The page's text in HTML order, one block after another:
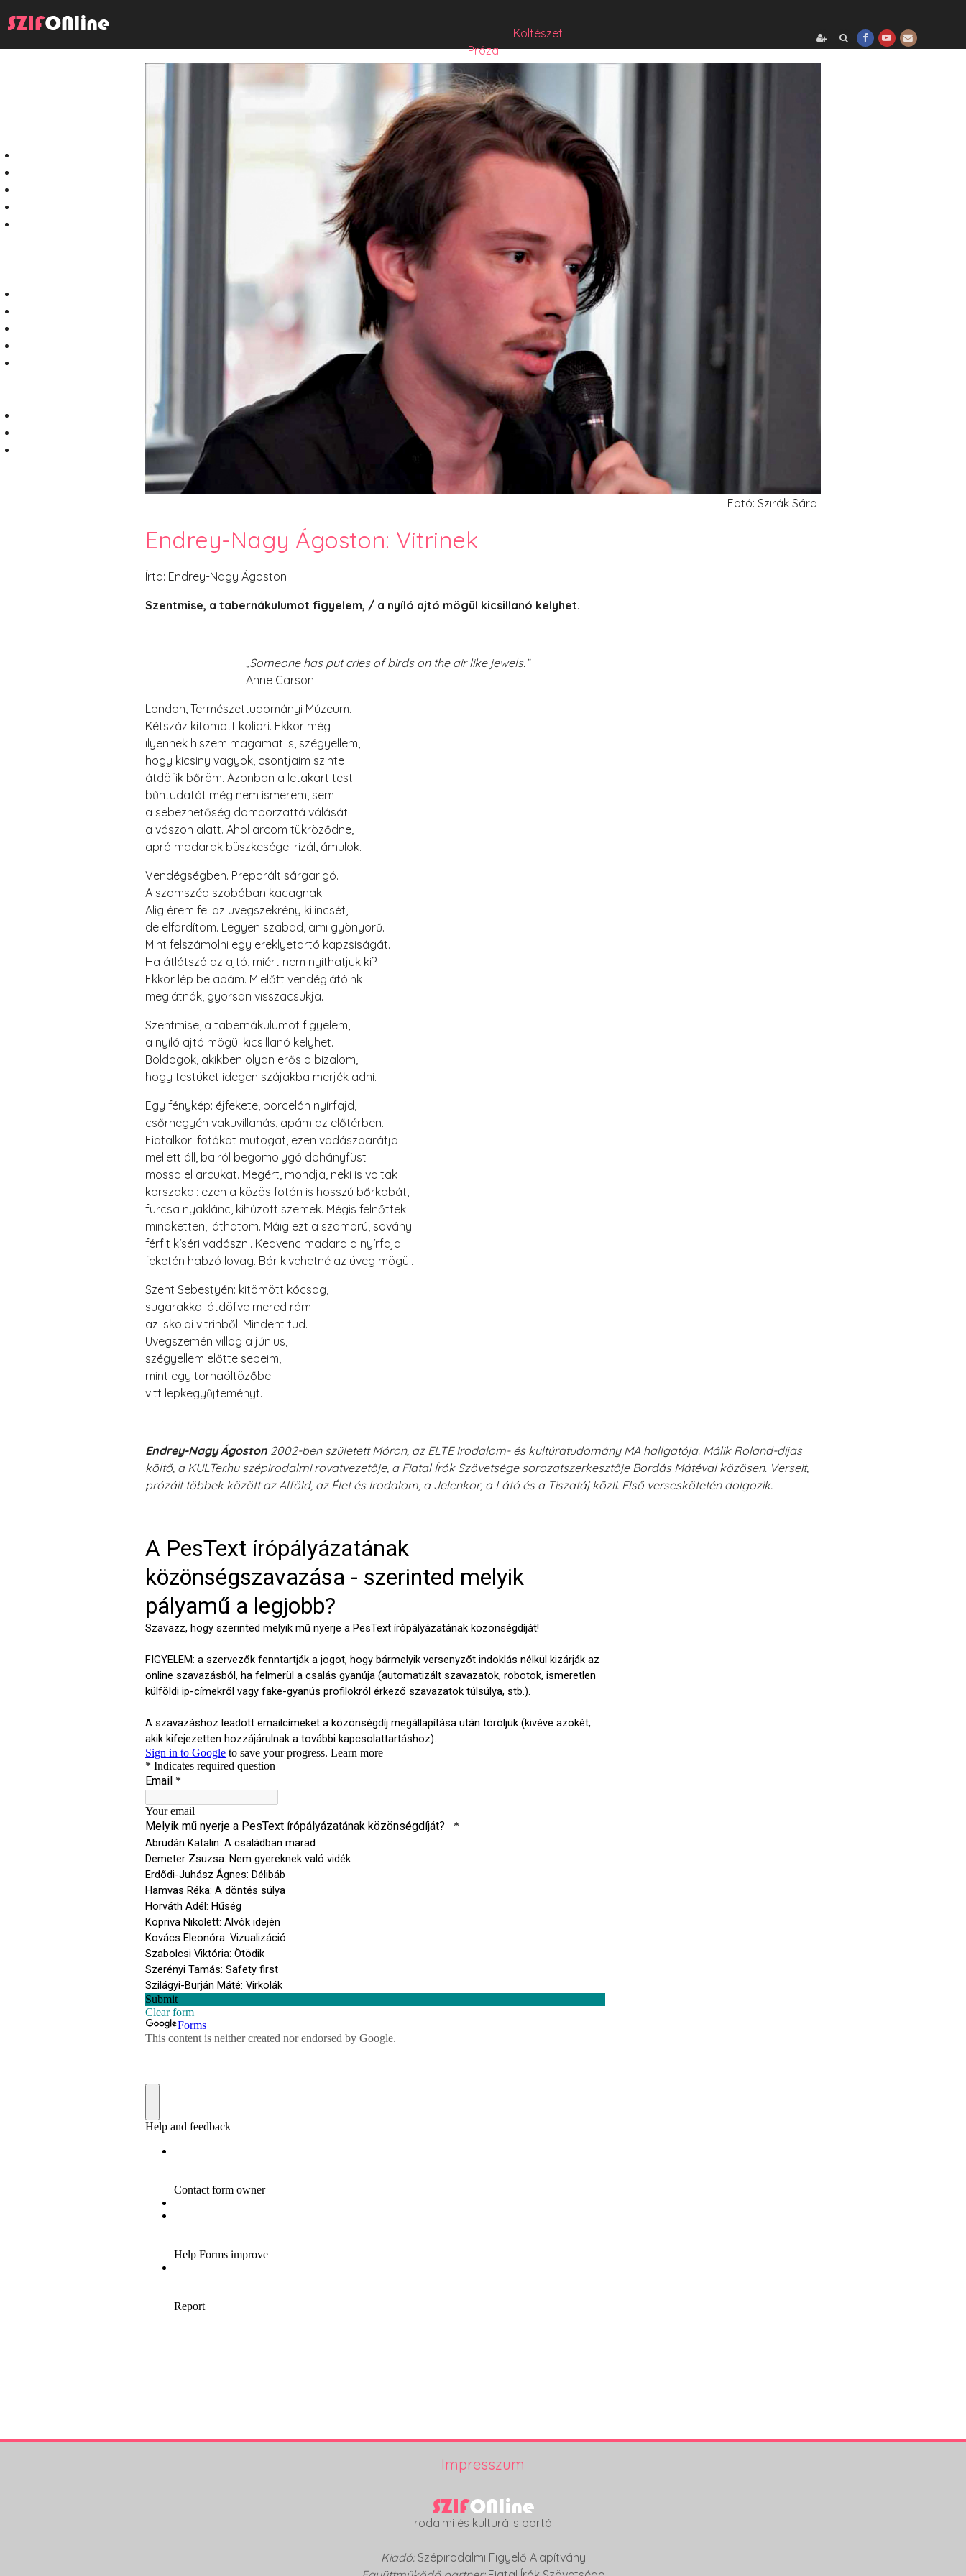
Költészet
Próza
Műfordítás
Mese
Folyó/irat/mentés
Sorozat
Hibrid
Hasznos szöveg
Józsefet nem kérdezte senki
comicON
PesText
PesText 2024
PesText 2025
+SZIF
HNB
Eronim Mox szakácskönyve
Spoiler
Fotó: Szirák Sára
Endrey-Nagy Ágoston: Vitrinek
Írta: Endrey-Nagy Ágoston
Szentmise, a tabernákulumot figyelem, / a nyíló ajtó mögül kicsillanó kelyhet.
„Someone has put cries of birds on the air like jewels.”
Anne Carson
London, Természettudományi Múzeum.
Kétszáz kitömött kolibri. Ekkor még
ilyennek hiszem magamat is, szégyellem,
hogy kicsiny vagyok, csontjaim szinte
átdöfik bőröm. Azonban a letakart test
bűntudatát még nem ismerem, sem
a sebezhetőség domborzattá válását
a vászon alatt. Ahol arcom tükröződne,
apró madarak büszkesége irizál, ámulok.
Vendégségben. Preparált sárgarigó.
A szomszéd szobában kacagnak.
Alig érem fel az üvegszekrény kilincsét,
de elfordítom. Legyen szabad, ami gyönyörű.
Mint felszámolni egy ereklyetartó kapzsiságát.
Ha átlátszó az ajtó, miért nem nyithatjuk ki?
Ekkor lép be apám. Mielőtt vendéglátóink
meglátnák, gyorsan visszacsukja.
Szentmise, a tabernákulumot figyelem,
a nyíló ajtó mögül kicsillanó kelyhet.
Boldogok, akikben olyan erős a bizalom,
hogy testüket idegen szájakba merjék adni.
Egy fénykép: éjfekete, porcelán nyírfajd,
csőrhegyén vakuvillanás, apám az előtérben.
Fiatalkori fotókat mutogat, ezen vadászbarátja
mellett áll, balról begomolygó dohányfüst
mossa el arcukat. Megért, mondja, neki is voltak
korszakai: ezen a közös fotón is hosszú bőrkabát,
furcsa nyaklánc, kihúzott szemek. Mégis felnőttek
mindketten, láthatom. Máig ezt a szomorú, sovány
férfit kíséri vadászni. Kedvenc madara a nyírfajd:
feketén habzó lovag. Bár kivehetné az üveg mögül.
Szent Sebestyén: kitömött kócsag,
sugarakkal átdöfve mered rám
az iskolai vitrinből. Mindent tud.
Üvegszemén villog a június,
szégyellem előtte sebeim,
mint egy tornaöltözőbe
vitt lepkegyűjteményt.
Endrey-Nagy Ágoston2002-ben született Móron, az ELTE Irodalom- és kultúratudomány MA hallgatója. Málik Roland-díjas
költő, a KULTer.hu szépirodalmi rovatvezetője, a Fiatal Írók Szövetsége sorozatszerkesztője Bordás Mátéval közösen. Verseit,
prózáit többek között az Alföld, az Élet és Irodalom, a Jelenkor, a Látó és a Tiszatáj közli. Első verseskötetén dolgozik.
Impresszum
Irodalmi és kulturális portál
Kiadó:Szépirodalmi Figyelő Alapítvány